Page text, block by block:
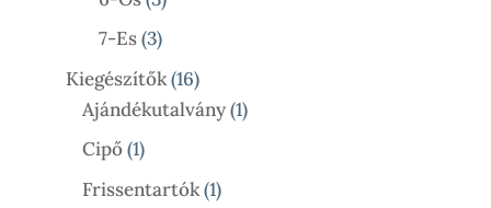
Termék
7-Es 33
Termék
Kiegészítők 1616
Termék
Ajándékutalvány 11
Cipő 11
Termék
Frissentartók 11